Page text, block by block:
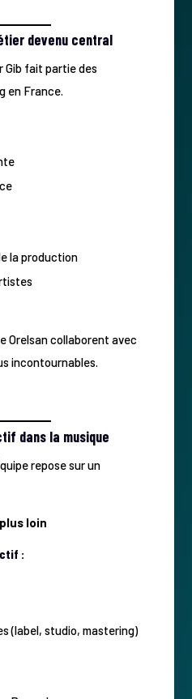
devenu central
Gib fait partie des
en France.
la production
Orelsan collaborent avec
incontournables.
dans la musique
repose sur un
loin
:
(label, studio, mastering)